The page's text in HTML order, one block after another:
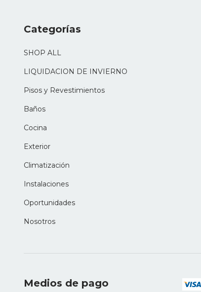
Categorías
SHOP ALL
LIQUIDACION DE INVIERNO
Pisos y Revestimientos
Baños
Cocina
Exterior
Climatización
Instalaciones
Oportunidades
Nosotros
Medios de pago